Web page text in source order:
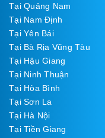
Tại Quảng Nam
Tại Nam Định
Tại Yên Bái
Tại Bà Rịa Vũng Tàu
Tại Hậu Giang
Tại Ninh Thuận
Tại Hòa Bình
Tại Sơn La
Tại Hà Nội
Tại Tiền Giang